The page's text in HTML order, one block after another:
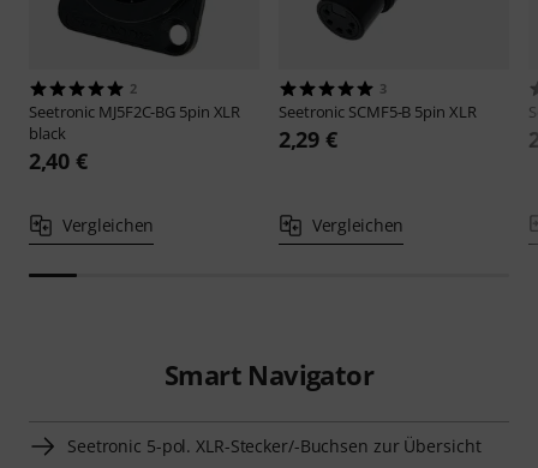
2
Seetronic MJ5F2C-BG 5pin XLR
black
2,40 €
Vergleichen
3
Seetronic SCMF5-B 5pin XLR
2,29 €
Vergleichen
Smart Navigator
Seetronic 5-pol. XLR-Stecker/-Buchsen zur Übersicht